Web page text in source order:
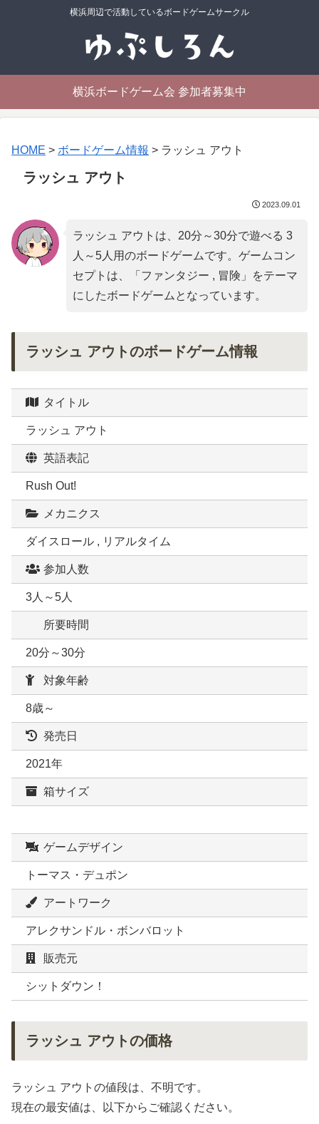
横浜周辺で活動しているボードゲームサークル
横浜ボードゲーム会 参加者募集中
HOME > ボードゲーム情報 > ラッシュ アウト
ラッシュ アウト
2023.09.01
ラッシュ アウトは、20分～30分で遊べる 3
人～5人用のボードゲームです。ゲームコン
セプトは、「 ファンタジー , 冒険 」をテーマ
にしたボードゲームとなっています。
ラッシュ アウトのボードゲーム情報
タイトル
ラッシュ アウト
英語表記
Rush Out!
メカニクス
ダイスロール , リアルタイム
参加人数
3人～5人
所要時間
20分～30分
対象年齢
8歳～
発売日
2021年
箱サイズ
ゲームデザイン
トーマス・デュポン
アートワーク
アレクサンドル・ボンバロット
販売元
シットダウン！
ラッシュ アウトの価格
ラッシュ アウトの値段は、不明です。
現在の最安値は、以下からご確認ください。